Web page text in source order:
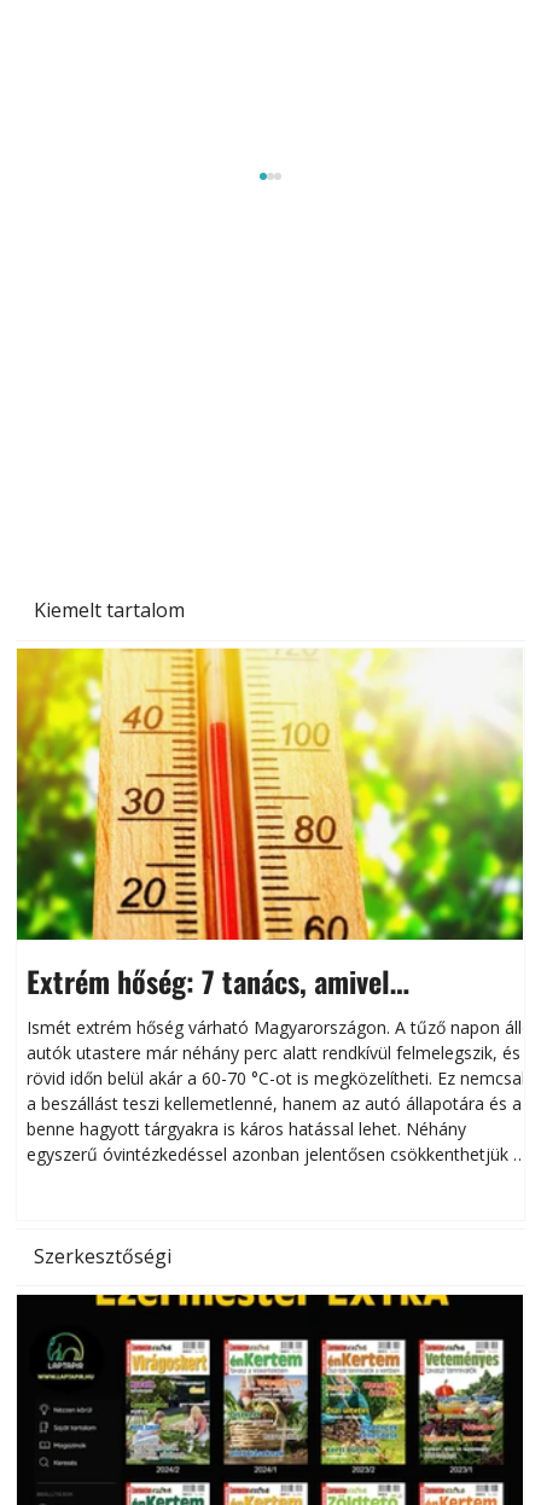
Kiemelt tartalom
Extrém hőség: 7 tanács, amivel
megóvhatjuk autónkat a nyári károktól
Ismét extrém hőség várható Magyarországon. A tűző napon álló
autók utastere már néhány perc alatt rendkívül felmelegszik, és
rövid időn belül akár a 60-70 °C-ot is megközelítheti. Ez nemcsak
a beszállást teszi kellemetlenné, hanem az autó állapotára és a
benne hagyott tárgyakra is káros hatással lehet. Néhány
egyszerű óvintézkedéssel azonban jelentősen csökkenthetjük a
Szerkesztőségi